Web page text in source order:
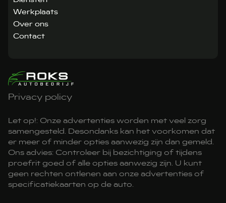
Werkplaats
Over ons
Contact
Privacy policy
Let op!: Onze advertenties worden met veel zorg
samengesteld. Desondanks kan het voorkomen dat
er meer of minder opties aanwezig zijn dan gemeld.
Ons advies: Controleer bij bezichtiging of tijdens
proefrit goed of alle opties aanwezig zijn. U kunt
geen rechten ontlenen aan onze advertenties of
specificatiekaarten op de auto.